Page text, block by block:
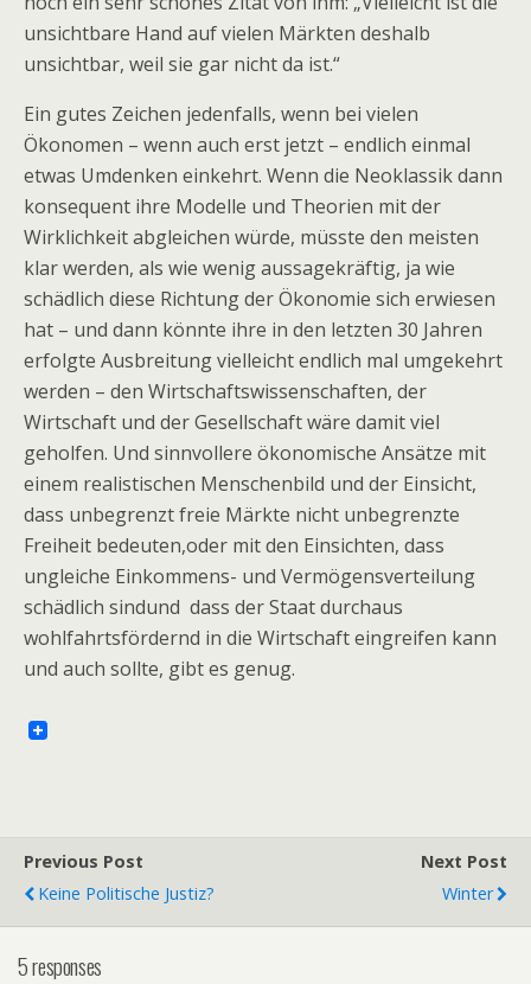
unsichtbare Hand auf vielen Märkten deshalb
unsichtbar, weil sie gar nicht da ist.“
Ein gutes Zeichen jedenfalls, wenn bei vielen
Ökonomen – wenn auch erst jetzt – endlich einmal
etwas Umdenken einkehrt. Wenn die Neoklassik dann
konsequent ihre Modelle und Theorien mit der
Wirklichkeit abgleichen würde, müsste den meisten
klar werden, als wie wenig aussagekräftig, ja wie
schädlich diese Richtung der Ökonomie sich erwiesen
hat – und dann könnte ihre in den letzten 30 Jahren
erfolgte Ausbreitung vielleicht endlich mal umgekehrt
werden – den Wirtschaftswissenschaften, der
Wirtschaft und der Gesellschaft wäre damit viel
geholfen. Und sinnvollere ökonomische Ansätze mit
einem realistischen Menschenbild und der Einsicht,
dass unbegrenzt freie Märkte nicht unbegrenzte
Freiheit bedeuten,oder mit den Einsichten, dass
ungleiche Einkommens- und Vermögensverteilung
schädlich sindund dass der Staat durchaus
wohlfahrtsfördernd in die Wirtschaft eingreifen kann
und auch sollte, gibt es genug.
Previous Post
Keine Politische Justiz?
Next Post
Winter
5 responses